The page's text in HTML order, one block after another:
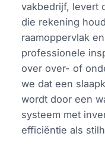
vakbedrijf, levert
die rekening
raamoppervlak
professionele
over over- of
we dat een
wordt door een
systeem met
efficiëntie als